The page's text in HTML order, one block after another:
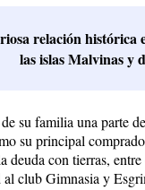
relación histórica
las islas Malvinas y
su familia una parte
su principal
deuda con tierras,
club Gimnasia y